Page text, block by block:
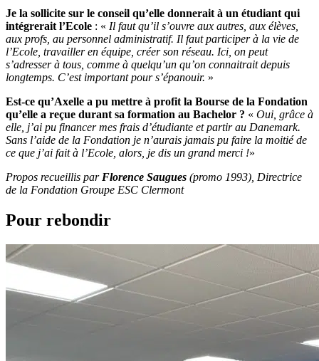
Je la sollicite sur le conseil qu’elle donnerait à un étudiant qui
intégrerait l’Ecole : « Il faut qu’il s’ouvre aux autres, aux élèves,
aux profs, au personnel administratif. Il faut participer à la vie de
l’Ecole, travailler en équipe, créer son réseau. Ici, on peut
s’adresser à tous, comme à quelqu’un qu’on connaitrait depuis
longtemps. C’est important pour s’épanouir. »
Est-ce qu’Axelle a pu mettre à profit la Bourse de la Fondation
qu’elle a reçue durant sa formation au Bachelor ? « Oui, grâce à
elle, j’ai pu financer mes frais d’étudiante et partir au Danemark.
Sans l’aide de la Fondation je n’aurais jamais pu faire la moitié de
ce que j’ai fait à l’Ecole, alors, je dis un grand merci !»
Propos recueillis parFlorence Saugues (promo 1993), Directrice
de la Fondation Groupe ESC Clermont
Pour rebondir